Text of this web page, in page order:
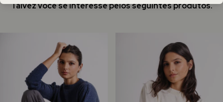
Talvez você se interesse pelos seguintes produtos.